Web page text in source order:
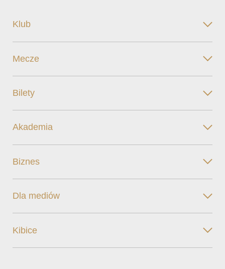
Klub
Mecze
Bilety
Akademia
Biznes
Dla mediów
Kibice